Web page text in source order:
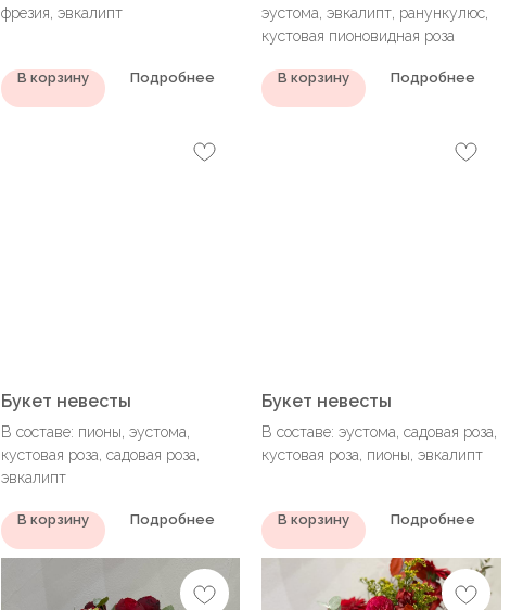
фрезия, эвкалипт
В корзину Подробнее
эустома, эвкалипт, ранункулюс,
кустовая пионовидная роза
В корзину Подробнее
Букет невесты
В составе: пионы, эустома,
кустовая роза, садовая роза,
эвкалипт
В корзину Подробнее
Букет невесты
В составе: эустома, садовая роза,
кустовая роза, пионы, эвкалипт
В корзину Подробнее